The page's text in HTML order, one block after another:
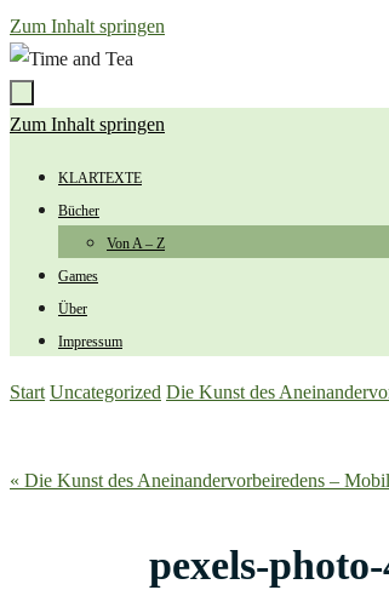
Zum Inhalt springen
Zum Inhalt springen
KLARTEXTE
Bücher
Von A – Z
Games
Über
Impressum
Start Uncategorized Die Kunst des
« Die Kunst des Aneinandervorbeiredens –
pexels-